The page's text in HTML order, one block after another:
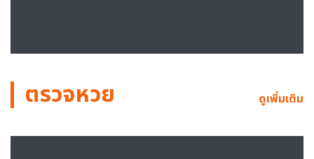
ตรวจหวย ดูเพิ่มเติม